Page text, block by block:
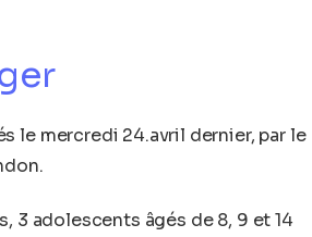
le mercredi 24.avril dernier, par le
3 adolescents âgés de 8, 9 et 14